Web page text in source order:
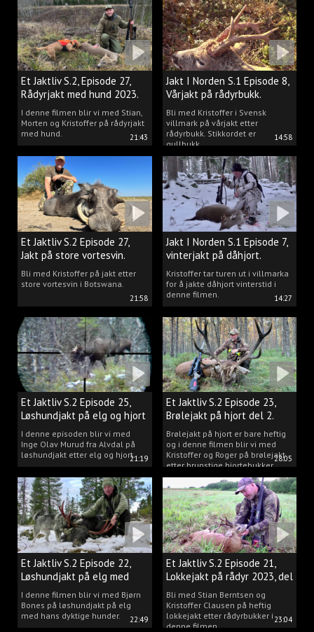
21:43
Et Jaktliv S.2, Episode 27,
Rådyrjakt med hund 2023.
I denne filmen blir vi med Stian,
Morten og Kristoffer på rådyrjakt
med hund.
14:58
Jakt I Norden S.1 Episode 8,
Vårjakt på rådyrbukk.
Bli med Kristoffer i Svensk
villmark på vårjakt etter
rådyrbukk. Stikkordet er
gullbukk.
21:58
Et Jaktliv S.2 Episode 27,
Jakt på store vortesvin.
Bli med Kristoffer på jakt etter
store vortesvin i Botswana.
14:27
Jakt I Norden S.1 Episode 7,
vinterjakt på dåhjort.
Kristoffer tar turen ut i villmarka
for å jakte dåhjort vinterstid i
denne filmen.
21:19
Et Jaktliv S.2 Episode 25,
Løshundjakt på elg og hjort
i Norge.
I denne episoden blir vi med
Inge Olav Murud fra Alvdal på
løshundjakt etter elg og hjort.
28:05
Et Jaktliv S.2 Episode 23,
Brølejakt på hjort del 2.
Brølejakt på hjort er bare heftig
og i denne filmen blir vi med
Kristoffer og Roger på brølejakt
etter brunstige hjortebukker.
22:49
Et Jaktliv S.2 Episode 22,
Løshundjakt på elg med
Bjørn Bones
I denne filmen blir vi med Bjørn
Bones på løshundjakt på elg
med hans dyktige hunder.
23:04
Et Jaktliv S.2 Episode 21,
Lokkejakt på rådyr 2023, del
3.
Bli med Stian Berntsen og
Kristoffer Clausen på heftig
lokkejakt etter rådyrbukker i
denne filmen.